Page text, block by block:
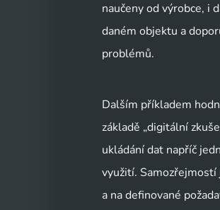
naučeny od výrobce, i
daném objektu a
problémů.
Dalším příkladem
základě „digitální
ukládání dat napříč
využití.
a na definované